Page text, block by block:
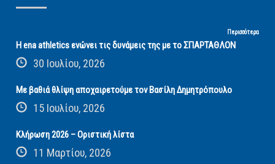
Περισσότερα
Η ena athletics ενώνει τις δυνάμεις της με το ΣΠΑΡΤΑΘΛΟΝ
30 Ιουλίου, 2026
Με βαθιά θλίψη αποχαιρετούμε τον Βασίλη Δημητρόπουλο
15 Ιουλίου, 2026
Κλήρωση 2026 – Οριστική λίστα
11 Μαρτίου, 2026